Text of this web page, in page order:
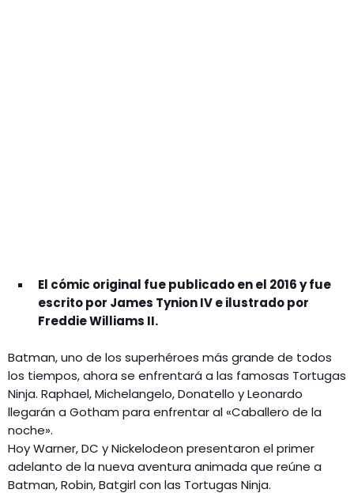
El cómic original fue publicado en el 2016 y fue
escrito por James Tynion IV e ilustrado por
Freddie Williams II.
Batman, uno de los superhéroes más grande de todos
los tiempos, ahora se enfrentará a las famosas Tortugas
Ninja. Raphael, Michelangelo, Donatello y Leonardo
llegarán a Gotham para enfrentar al «Caballero de la
noche».
Hoy Warner, DC y Nickelodeon presentaron el primer
adelanto de la nueva aventura animada que reúne a
Batman, Robin, Batgirl con las Tortugas Ninja.